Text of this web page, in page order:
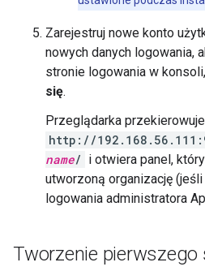
Zarejestruj nowe konto
nowych danych logowania,
stronie logowania w
się.
Przeglądarka
http://
name/ i otwiera panel,
utworzoną organizację
logowania administratora
Tworzenie pierwszego